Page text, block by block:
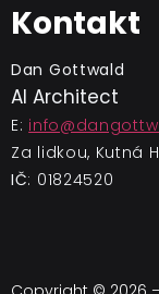
Kontakt
Dan Gottwald
AI Architect
E:
Za lidkou, Kutná
IČ: 01824520